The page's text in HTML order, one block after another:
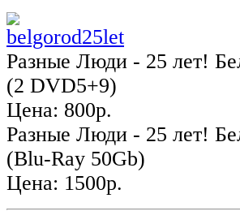
Разные Люди - 25 лет!
(2 DVD5+9)
Цена: 800р.
Разные Люди - 25 лет!
(Blu-Ray 50Gb)
Цена: 1500р.